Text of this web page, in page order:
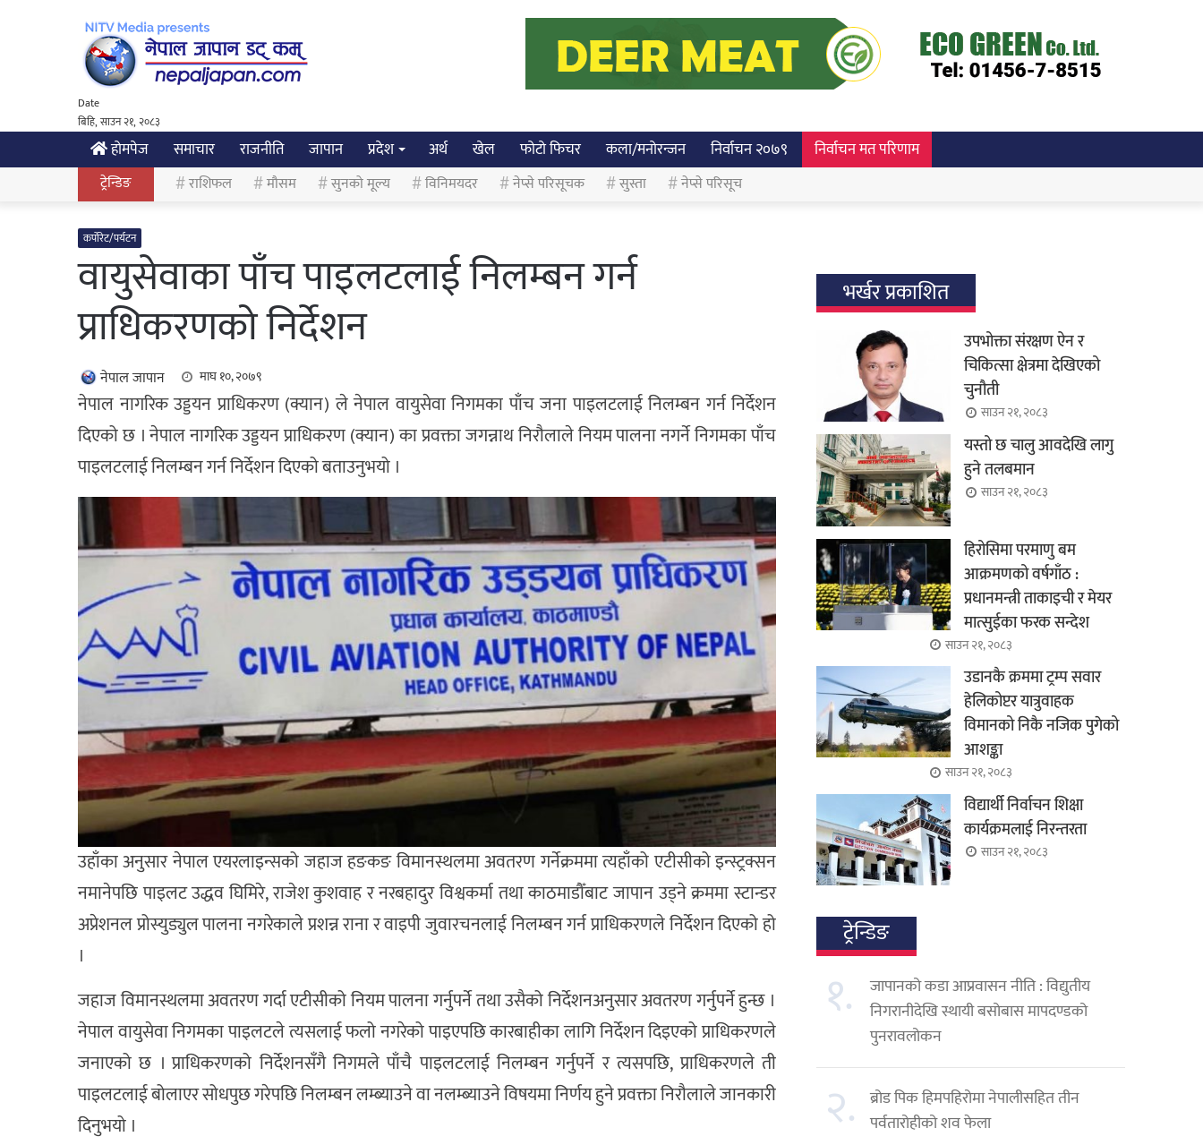
Date
बिहि, साउन २१, २०८३
होमपेज समाचार राजनीति जापान प्रदेश अर्थ खेल फोटो फिचर कला/मनोरन्जन निर्वाचन २०७९ निर्वाचन मत परिणाम
ट्रेन्डिङ राशिफल मौसम सुनको मूल्य विनिमयदर नेप्से परिसूचक सुस्ता नेप्से परिसूच
कर्पोरेट/पर्यटन
वायुसेवाका पाँच पाइलटलाई निलम्बन गर्न
प्राधिकरणको निर्देशन
नेपाल जापान माघ १०, २०७९
नेपाल नागरिक उड्डयन प्राधिकरण (क्यान) ले नेपाल वायुसेवा निगमका पाँच जना पाइलटलाई निलम्बन गर्न निर्देशन
दिएको छ । नेपाल नागरिक उड्डयन प्राधिकरण (क्यान) का प्रवक्ता जगन्नाथ निरौलाले नियम पालना नगर्ने निगमका पाँच
पाइलटलाई निलम्बन गर्न निर्देशन दिएको बताउनुभयो ।
उहाँका अनुसार नेपाल एयरलाइन्सको जहाज हङकङ विमानस्थलमा अवतरण गर्नेक्रममा त्यहाँको एटीसीको इन्स्ट्रक्सन
नमानेपछि पाइलट उद्धव घिमिरे, राजेश कुशवाह र नरबहादुर विश्वकर्मा तथा काठमाडौँबाट जापान उड्ने क्रममा स्टान्डर
अप्रेशनल प्रोस्युड्युल पालना नगरेकाले प्रशन्न राना र वाइपी जुवारचनलाई निलम्बन गर्न प्राधिकरणले निर्देशन दिएको हो
।
जहाज विमानस्थलमा अवतरण गर्दा एटीसीको नियम पालना गर्नुपर्ने तथा उसैको निर्देशनअनुसार अवतरण गर्नुपर्ने हुन्छ ।
नेपाल वायुसेवा निगमका पाइलटले त्यसलाई फलो नगरेको पाइएपछि कारबाहीका लागि निर्देशन दिइएको प्राधिकरणले
जनाएको छ । प्राधिकरणको निर्देशनसँगै निगमले पाँचै पाइलटलाई निलम्बन गर्नुपर्ने र त्यसपछि, प्राधिकरणले ती
पाइलटलाई बोलाएर सोधपुछ गरेपछि निलम्बन लम्ब्याउने वा नलम्ब्याउने विषयमा निर्णय हुने प्रवक्ता निरौलाले जानकारी
दिनुभयो ।
भर्खर प्रकाशित
उपभोक्ता संरक्षण ऐन र
चिकित्सा क्षेत्रमा देखिएको
चुनौती
साउन २१, २०८३
यस्तो छ चालु आवदेखि लागु
हुने तलबमान
साउन २१, २०८३
हिरोसिमा परमाणु बम
आक्रमणको वर्षगाँठ :
प्रधानमन्त्री ताकाइची र मेयर
मात्सुईका फरक सन्देश
साउन २१, २०८३
उडानकै क्रममा ट्रम्प सवार
हेलिकोप्टर यात्रुवाहक
विमानको निकै नजिक पुगेको
आशङ्का
साउन २१, २०८३
विद्यार्थी निर्वाचन शिक्षा
कार्यक्रमलाई निरन्तरता
साउन २१, २०८३
ट्रेन्डिङ
१.
जापानको कडा आप्रवासन नीति : विद्युतीय
निगरानीदेखि स्थायी बसोबास मापदण्डको
पुनरावलोकन
२.
ब्रोड पिक हिमपहिरोमा नेपालीसहित तीन
पर्वतारोहीको शव फेला